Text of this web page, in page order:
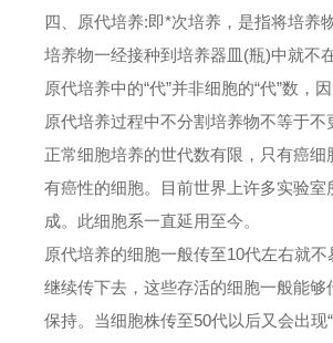
四、原代培养:即*次培养，是指将培养
培养物一经接种到培养器皿(瓶)中就不
原代培养中的“代”并非细胞的“代”数
原代培养过程中不分割培养物不等于不
正常细胞培养的世代数有限，只有癌
有癌性的细胞。目前世界上许多实验
成。此细胞系一直延用至今。
原代培养的细胞一般传至10代左右就
继续传下去，这些存活的细胞一般能
保持。当细胞株传至50代以后又会出